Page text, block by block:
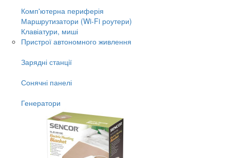
Комп'ютерна периферія
Маршрутизатори (Wi-Fi роутери)
Клавіатури, миші
Пристрої автономного живлення
Зарядні станції
Сонячні панелі
Генератори